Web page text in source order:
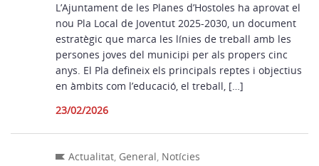
L’Ajuntament de les Planes d’Hostoles ha aprovat el
nou Pla Local de Joventut 2025-2030, un document
estratègic que marca les línies de treball amb les
persones joves del municipi per als propers cinc
anys. El Pla defineix els principals reptes i objectius
en àmbits com l’educació, el treball, […]
23/02/2026
Actualitat, General, Notícies